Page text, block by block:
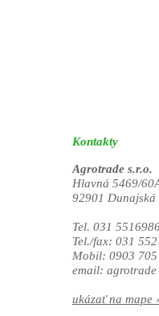
Kontakty
Agrotrade s.r.o.
Hlavná 5469/
92901 Dunajská
Tel. 031
Tel./fax: 031
Mobil: 0903 705
email: agrotrade
ukázať na mape